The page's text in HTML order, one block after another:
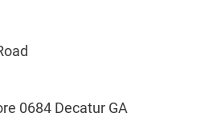
0684 Decatur GA